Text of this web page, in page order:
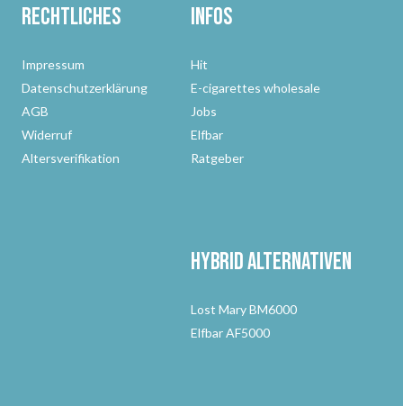
Rechtliches
Impressum
Datenschutzerklärung
AGB
Widerruf
Altersverifikation
Infos
Hit
E-cigarettes wholesale
Jobs
Elfbar
Ratgeber
Hybrid Alternativen
Lost Mary BM6000
Elfbar AF5000